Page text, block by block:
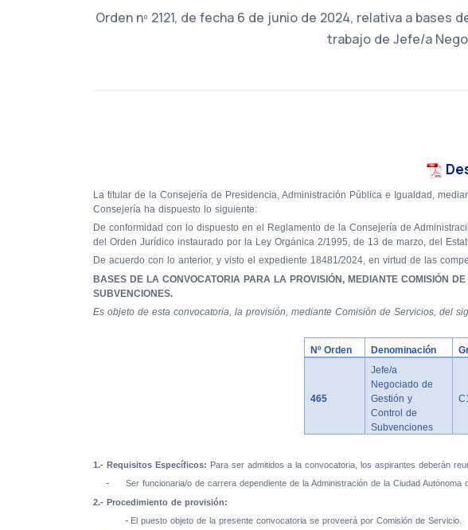
Orden nº 2121, de fecha 6 de junio de 2024, relativa a
trabajo de Jefe/a
La titular de la Consejería de Presidencia, Administración Pública e Igualdad,
Consejería ha dispuesto lo siguiente:
De conformidad con lo dispuesto en el Reglamento de la Consejería de
del Orden Jurídico instaurado por la Ley Orgánica 2/1995, de 13 de marzo, del
De acuerdo con lo anterior, y visto el expediente 18481/2024, en virtud de las
BASES DE LA CONVOCATORIA PARA LA PROVISIÓN, MEDIANTE COMISIÓN
SUBVENCIONES.
Es objeto de esta convocatoria, la provisión, mediante Comisión de Servicios, del
Nº Orden Denominación
465
Jefe/a
Negociado de
Gestión y
Control de
Subvenciones
C1
1.- Requisitos Específicos: Para ser admitidos a la convocatoria, los aspirantes deberán
-
Ser funcionaria/o de carrera dependiente de la Administración de la Ciudad
2.- Procedimiento de provisión:
- El puesto objeto de la presente convocatoria se proveerá por Comisión de Servicio.